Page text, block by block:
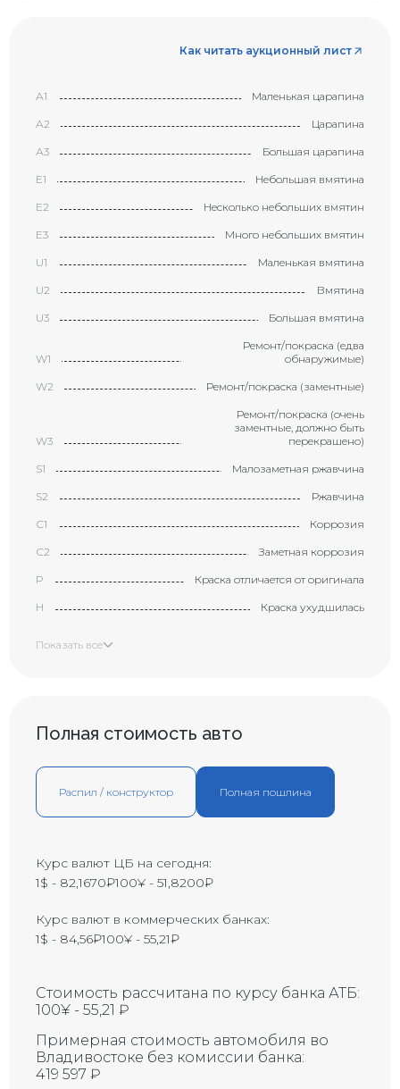
Как читать аукционный лист
А1 Маленькая царапина
А2 Царапина
А3 Большая царапина
Е1 Небольшая вмятина
Е2 Несколько небольших вмятин
Е3 Много небольших вмятин
U1 Маленькая вмятина
U2 Вмятина
U3 Большая вмятина
W1
Ремонт/покраска (едва
обнаружимые)
W2 Ремонт/покраска (заментные)
W3
Ремонт/покраска (очень
заментные, должно быть
перекрашено)
S1 Малозаметная ржавчина
S2 Ржавчина
С1 Коррозия
С2 Заметная коррозия
P Краска отличается от оригинала
H Краска ухудшилась
Большая вмятина с царапиной
(размером с локоть)
Y3
X1
RX
Х
Трещина на ветровом стекле
Показать все
Полная стоимость авто
Распил / конструктор Полная пошлина
Курс валют ЦБ на сегодня:
1$ - 82,1670₽100¥ - 51,8200₽
Курс валют в коммерческих банках:
1$ - 84,56₽100¥ - 55,21₽
Стоимость рассчитана по курсу банка АТБ:
100¥ - 55,21 ₽
Примерная стоимость автомобиля во
Владивостоке без комиссии банка:
419 597 ₽